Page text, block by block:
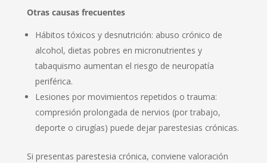
Otras causas frecuentes
Hábitos tóxicos y desnutrición: abuso crónico de
alcohol, dietas pobres en micronutrientes y
tabaquismo aumentan el riesgo de neuropatía
periférica.
Lesiones por movimientos repetidos o trauma:
compresión prolongada de nervios (por trabajo,
deporte o cirugías) puede dejar parestesias crónicas.
Si presentas parestesia crónica, conviene valoración